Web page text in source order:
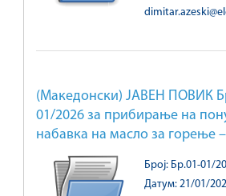
(Македонски) ЈАВЕН ПОВИК
01/2026 за прибирање на
набавка на масло за горење
Број: Бр.01-01/
Датум: 21/01/